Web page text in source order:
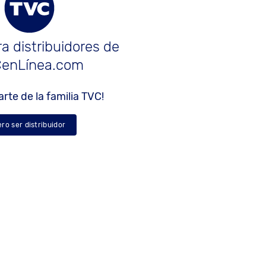
distribuidores de
de la familia TVC!
ser distribuidor